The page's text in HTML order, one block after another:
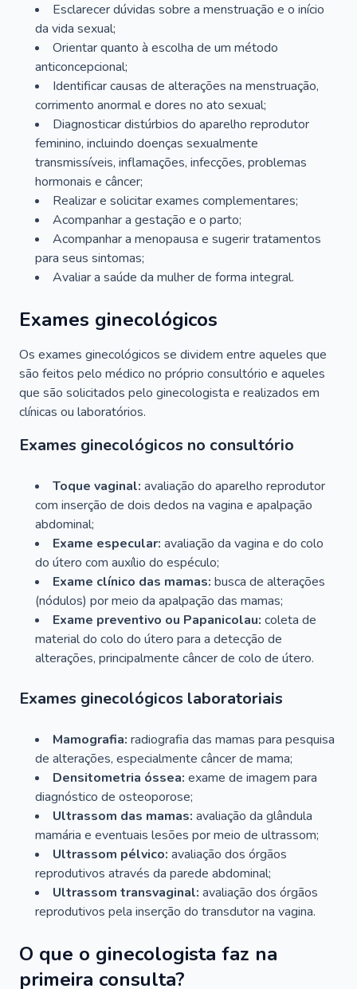
Esclarecer dúvidas sobre a menstruação e o início
da vida sexual;
Orientar quanto à escolha de um método
anticoncepcional;
Identificar causas de alterações na menstruação,
corrimento anormal e dores no ato sexual;
Diagnosticar distúrbios do aparelho reprodutor
feminino, incluindo doenças sexualmente
transmissíveis, inflamações, infecções, problemas
hormonais e câncer;
Realizar e solicitar exames complementares;
Acompanhar a gestação e o parto;
Acompanhar a menopausa e sugerir tratamentos
para seus sintomas;
Avaliar a saúde da mulher de forma integral.
Exames ginecológicos
Os exames ginecológicos se dividem entre aqueles que
são feitos pelo médico no próprio consultório e aqueles
que são solicitados pelo ginecologista e realizados em
clínicas ou laboratórios.
Exames ginecológicos no consultório
Toque vaginal: avaliação do aparelho reprodutor
com inserção de dois dedos na vagina e apalpação
abdominal;
Exame especular: avaliação da vagina e do colo
do útero com auxílio do espéculo;
Exame clínico das mamas: busca de alterações
(nódulos) por meio da apalpação das mamas;
Exame preventivo ou Papanicolau: coleta de
material do colo do útero para a detecção de
alterações, principalmente câncer de colo de útero.
Exames ginecológicos laboratoriais
Mamografia: radiografia das mamas para pesquisa
de alterações, especialmente câncer de mama;
Densitometria óssea: exame de imagem para
diagnóstico de osteoporose;
Ultrassom das mamas: avaliação da glândula
mamária e eventuais lesões por meio de ultrassom;
Ultrassom pélvico: avaliação dos órgãos
reprodutivos através da parede abdominal;
Ultrassom transvaginal: avaliação dos órgãos
reprodutivos pela inserção do transdutor na vagina.
O que o ginecologista faz na
primeira consulta?